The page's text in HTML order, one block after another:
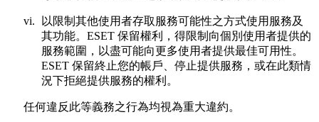
vi.
以限制其他使用者存取服務可能性之方式使用服務及
其功能。ESET 保留權利，得限制向個別使用者提供的
服務範圍，以盡可能向更多使用者提供最佳可用性。
ESET 保留終止您的帳戶、停止提供服務，或在此類情
況下拒絕提供服務的權利。
任何違反此等義務之行為均視為重大違約。